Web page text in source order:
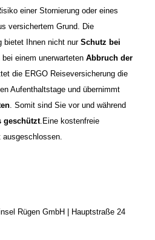
einer Stornierung oder eines
versichertem Grund. Die
bietet Ihnen nicht nur Schutz bei
bei einem unerwarteten Abbruch der
die ERGO Reiseversicherung die
Aufenthaltstage und übernimmt
. Somit sind Sie vor und während
geschützt. Eine kostenfreie
ausgeschlossen.
Rügen GmbH | Hauptstraße 24